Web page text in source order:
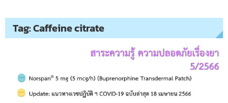
Tag:Caffeine citrate